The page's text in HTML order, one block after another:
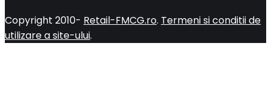
Copyright 2010- Retail-FMCG.ro. Termeni si conditii de
utilizare a site-ului.